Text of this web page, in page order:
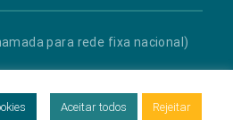
para rede fixa nacional)
Livro de Reclamações
Aceitar todos Rejeitar